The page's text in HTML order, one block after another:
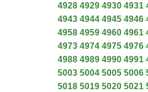
4928 4929 4930 4931
4943 4944 4945 4946
4958 4959 4960 4961
4973 4974 4975 4976
4988 4989 4990 4991
5003 5004 5005 5006
5018 5019 5020 5021